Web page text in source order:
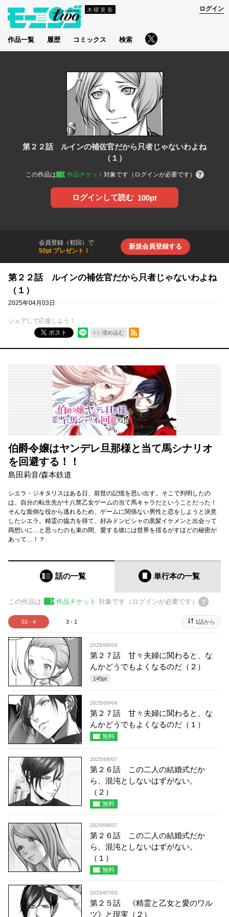
木曜更新
作品一覧 履歴 コミックス 検索
ログイン
第２２話 ルインの補佐官だから只者じゃないわよね
（１）
この作品は 作品チケット 対象です（ログインが必要です）
ログインして読む 100pt
会員登録（初回）で
50pt プレゼント！
新規会員登録する
第２２話 ルインの補佐官だから只者じゃないわよね
（１）
2025年04月03日
シェアして応援しよう！
ポスト
埋め込む
RSSフィード
伯爵令嬢はヤンデレ旦那様と当て馬シナリオ
を回避する！！
島田莉音/森本鉄道
シエラ・ジキタリスはある日、前世の記憶を思い出す。そこで判明したの
は、自分の転生先が十八禁乙女ゲームの当て馬キャラだということだった！
そんな面倒な役から逃れるため、ゲームに関係ない男性と恋をしようと決意
したシエラ。精霊の協力を得て、好みドンピシャの黒髪イケメンと出会って
両想いに…と思ったのも束の間、愛する彼には世界を揺るがすほどの秘密が
あって…！？
話の一覧 単行本の一覧
この作品は 作品チケット 対象です（ログインが必要です）
53 - 4 3 - 1 1話から
2025/09/04
第２７話 甘々夫婦に関わると、な
んかどうでもよくなるのだ（２）
145pt
2025/09/04
第２７話 甘々夫婦に関わると、な
んかどうでもよくなるのだ（１）
無料
2025/08/07
第２６話 この二人の結婚式だか
ら、混沌としないはずがない。
（２）
無料
2025/08/07
第２６話 この二人の結婚式だか
ら、混沌としないはずがない。
（１）
無料
2025/07/03
第２５話 《精霊と乙女と愛のワル
ツ》と現実（２）